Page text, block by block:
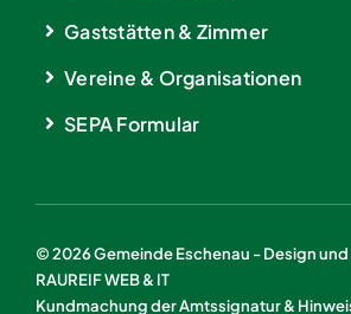
Gaststätten & Zimmer
Vereine & Organisationen
SEPA Formular
© 2026 Gemeinde Eschenau - Design
RAUREIF WEB & IT
Kundmachung der Amtssignatur &